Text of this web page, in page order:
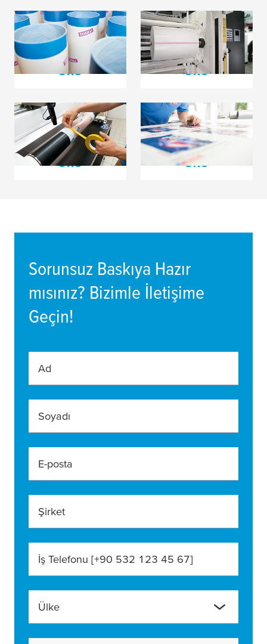
tesa
® Softprint Köpük
Bantlar
DAHA FAZLASINI
OKU
Film Malzemeler için
Ekleme Bantları
DAHA FAZLASINI
OKU
Flekso Baskı için
Proses Bantları
DAHA FAZLASINI
OKU
tesaprint® Film ve
Bez Bantlar
DAHA FAZLASINI
OKU
Sorunsuz Baskıya Hazır
mısınız? Bizimle İletişime
Geçin!
Ad
Soyadı
E-posta
Şirket
İş Telefonu [+90 532 123 45 67]
Ülke